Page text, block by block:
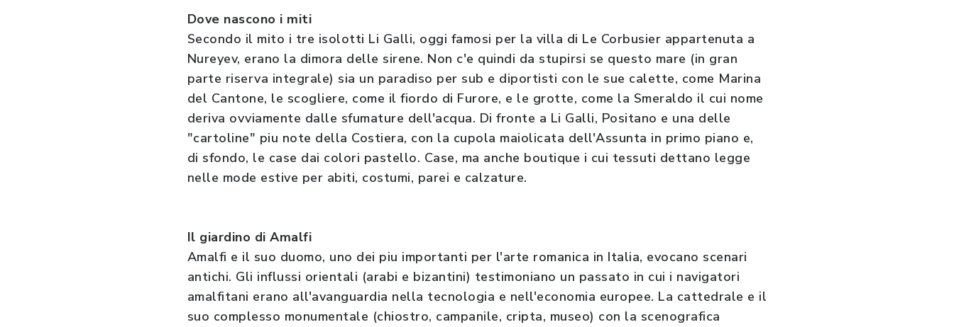
Dove nascono i miti
Secondo il mito i tre isolotti Li Galli, oggi famosi per la villa di Le Corbusier appartenuta a
Nureyev, erano la dimora delle sirene. Non c'e quindi da stupirsi se questo mare (in gran
parte riserva integrale) sia un paradiso per sub e diportisti con le sue calette, come Marina
del Cantone, le scogliere, come il fiordo di Furore, e le grotte, come la Smeraldo il cui nome
deriva ovviamente dalle sfumature dell'acqua. Di fronte a Li Galli, Positano e una delle
"cartoline" piu note della Costiera, con la cupola maiolicata dell'Assunta in primo piano e,
di sfondo, le case dai colori pastello. Case, ma anche boutique i cui tessuti dettano legge
nelle mode estive per abiti, costumi, parei e calzature.
Il giardino di Amalfi
Amalfi e il suo duomo, uno dei piu importanti per l'arte romanica in Italia, evocano scenari
antichi. Gli influssi orientali (arabi e bizantini) testimoniano un passato in cui i navigatori
amalfitani erano all'avanguardia nella tecnologia e nell'economia europee. La cattedrale e il
suo complesso monumentale (chiostro, campanile, cripta, museo) con la scenografica